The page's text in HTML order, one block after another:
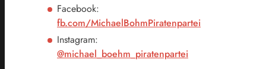
Facebook:
fb.com/MichaelBohmPiratenpartei
Instagram:
@michael_boehm_piratenpartei